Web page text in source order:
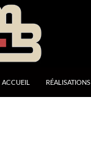
ACCUEIL RÉALISATIONS